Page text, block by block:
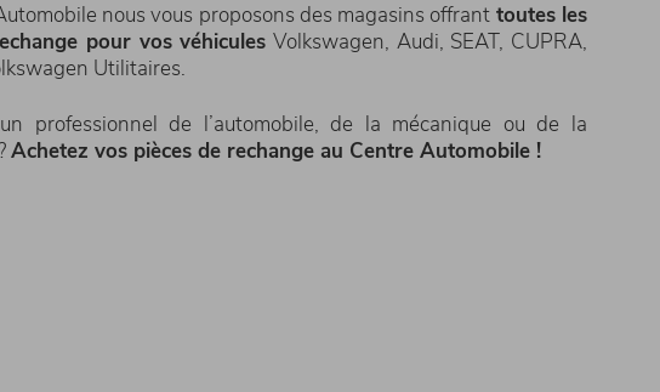
nous vous proposons des magasins offrant toutes les
pour vos véhicules Volkswagen, Audi, SEAT, CUPRA,
Utilitaires.
professionnel de l’automobile, de la mécanique ou de la
Achetez vos pièces de rechange au Centre Automobile !